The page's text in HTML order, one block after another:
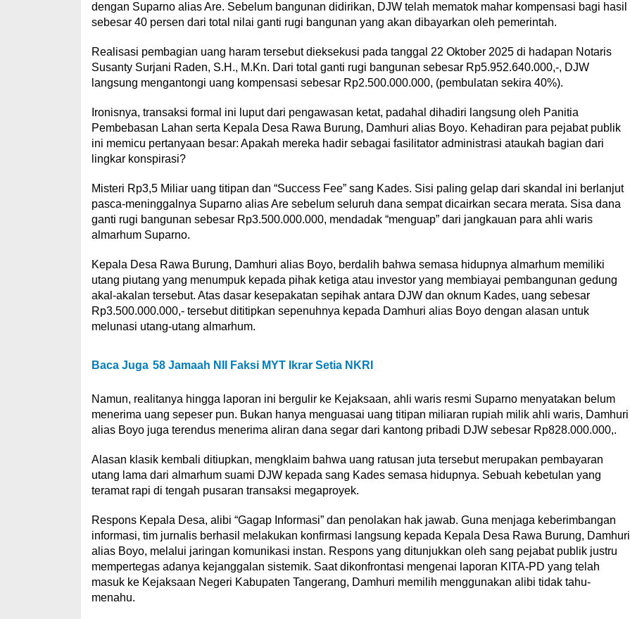
dengan Suparno alias Are. Sebelum bangunan didirikan, DJW telah mematok mahar kompensasi bagi hasil
sebesar 40 persen dari total nilai ganti rugi bangunan yang akan dibayarkan oleh pemerintah.
Realisasi pembagian uang haram tersebut dieksekusi pada tanggal 22 Oktober 2025 di hadapan Notaris
Susanty Surjani Raden, S.H., M.Kn. Dari total ganti rugi bangunan sebesar Rp5.952.640.000,-, DJW
langsung mengantongi uang kompensasi sebesar Rp2.500.000.000, (pembulatan sekira 40%).
Ironisnya, transaksi formal ini luput dari pengawasan ketat, padahal dihadiri langsung oleh Panitia
Pembebasan Lahan serta Kepala Desa Rawa Burung, Damhuri alias Boyo. Kehadiran para pejabat publik
ini memicu pertanyaan besar: Apakah mereka hadir sebagai fasilitator administrasi ataukah bagian dari
lingkar konspirasi?
Misteri Rp3,5 Miliar uang titipan dan “Success Fee” sang Kades. Sisi paling gelap dari skandal ini berlanjut
pasca-meninggalnya Suparno alias Are sebelum seluruh dana sempat dicairkan secara merata. Sisa dana
ganti rugi bangunan sebesar Rp3.500.000.000, mendadak “menguap” dari jangkauan para ahli waris
almarhum Suparno.
Kepala Desa Rawa Burung, Damhuri alias Boyo, berdalih bahwa semasa hidupnya almarhum memiliki
utang piutang yang menumpuk kepada pihak ketiga atau investor yang membiayai pembangunan gedung
akal-akalan tersebut. Atas dasar kesepakatan sepihak antara DJW dan oknum Kades, uang sebesar
Rp3.500.000.000,- tersebut dititipkan sepenuhnya kepada Damhuri alias Boyo dengan alasan untuk
melunasi utang-utang almarhum.
Baca Juga 58 Jamaah NII Faksi MYT Ikrar Setia NKRI
Namun, realitanya hingga laporan ini bergulir ke Kejaksaan, ahli waris resmi Suparno menyatakan belum
menerima uang sepeser pun. Bukan hanya menguasai uang titipan miliaran rupiah milik ahli waris, Damhuri
alias Boyo juga terendus menerima aliran dana segar dari kantong pribadi DJW sebesar Rp828.000.000,.
Alasan klasik kembali ditiupkan, mengklaim bahwa uang ratusan juta tersebut merupakan pembayaran
utang lama dari almarhum suami DJW kepada sang Kades semasa hidupnya. Sebuah kebetulan yang
teramat rapi di tengah pusaran transaksi megaproyek.
Respons Kepala Desa, alibi “Gagap Informasi” dan penolakan hak jawab. Guna menjaga keberimbangan
informasi, tim jurnalis berhasil melakukan konfirmasi langsung kepada Kepala Desa Rawa Burung, Damhuri
alias Boyo, melalui jaringan komunikasi instan. Respons yang ditunjukkan oleh sang pejabat publik justru
mempertegas adanya kejanggalan sistemik. Saat dikonfrontasi mengenai laporan KITA-PD yang telah
masuk ke Kejaksaan Negeri Kabupaten Tangerang, Damhuri memilih menggunakan alibi tidak tahu-
menahu.